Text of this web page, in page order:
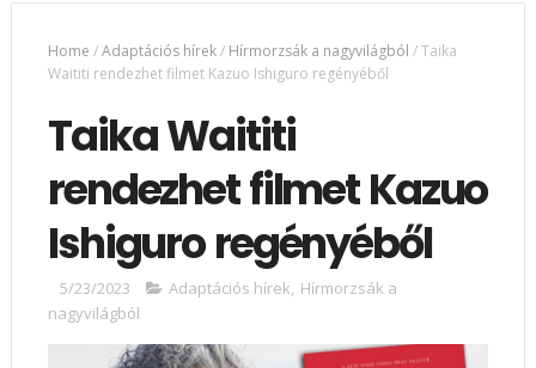
Home /Adaptációs hírek/ Hírmorzsák a nagyvilágból /Taika
Waititi rendezhet filmet Kazuo Ishiguro regényéből
Taika Waititi
rendezhet filmet Kazuo
Ishiguro regényéből
5/23/2023 Adaptációs hírek, Hírmorzsák a
nagyvilágból